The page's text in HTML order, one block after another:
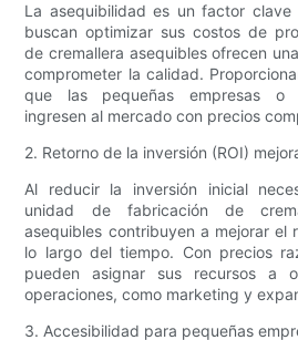
La asequibilidad es un factor clave
buscan optimizar sus costos de
de cremallera asequibles ofrecen
comprometer la calidad.
que las pequeñas empresas o
ingresen al mercado con precios
2. Retorno de la inversión (ROI)
Al reducir la inversión inicial
unidad de fabricación de
asequibles contribuyen a mejorar el
lo largo del tiempo. Con precios
pueden asignar sus recursos a
operaciones, como marketing y
3. Accesibilidad para pequeñas